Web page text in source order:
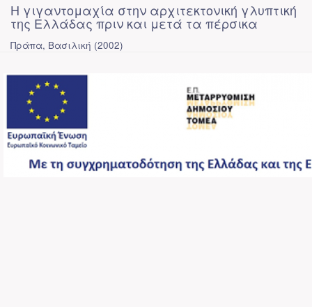
Η γιγαντομαχία στην αρχιτεκτονική γλυπτική
της Ελλάδας πριν και μετά τα πέρσικα
Πράπα, Βασιλική (2002)